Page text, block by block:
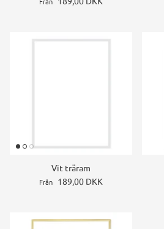
Vit träram
Från 189,00 DKK